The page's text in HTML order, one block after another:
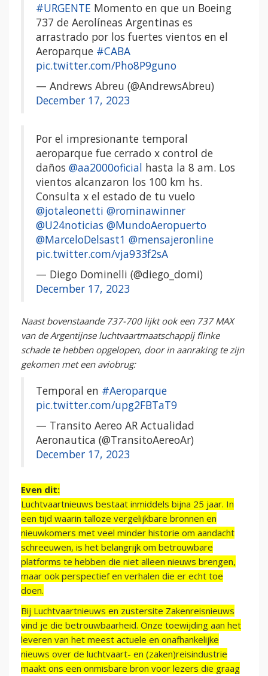
#URGENTE Momento en que un Boeing
737 de Aerolíneas Argentinas es
arrastrado por los fuertes vientos en el
Aeroparque #CABA
pic.twitter.com/Pho8P9guno
— Andrews Abreu (@AndrewsAbreu)
December 17, 2023
Por el impresionante temporal
aeroparque fue cerrado x control de
daños @aa2000oficial hasta la 8 am. Los
vientos alcanzaron los 100 km hs.
Consulta x el estado de tu vuelo
@jotaleonetti @rominawinner
@U24noticias @MundoAeropuerto
@MarceloDelsast1 @mensajeronline
pic.twitter.com/vja933f2sA
— Diego Dominelli (@diego_domi)
December 17, 2023
Naast bovenstaande 737-700 lijkt ook een 737 MAX
van de Argentijnse luchtvaartmaatschappij flinke
schade te hebben opgelopen, door in aanraking te zijn
gekomen met een aviobrug:
Temporal en #Aeroparque
pic.twitter.com/upg2FBTaT9
— Transito Aereo AR Actualidad
Aeronautica (@TransitoAereoAr)
December 17, 2023
Even dit:
Luchtvaartnieuws bestaat inmiddels bijna 25 jaar. In
een tijd waarin talloze vergelijkbare bronnen en
nieuwkomers met veel minder historie om aandacht
schreeuwen, is het belangrijk om betrouwbare
platforms te hebben die niet alleen nieuws brengen,
maar ook perspectief en verhalen die er echt toe
doen.
Bij Luchtvaartnieuws en zustersite Zakenreisnieuws
vind je die betrouwbaarheid. Onze toewijding aan het
leveren van het meest actuele en onafhankelijke
nieuws over de luchtvaart- en (zaken)reisindustrie
maakt ons een onmisbare bron voor lezers die graag